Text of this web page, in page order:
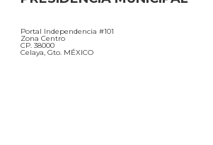
Portal Independencia #101
Zona Centro
CP. 38000
Celaya, Gto. MÉXICO